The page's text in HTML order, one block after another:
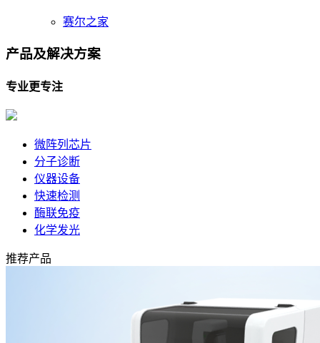
赛尔之家
产品及解决方案
专业更专注
微阵列芯片
分子诊断
仪器设备
快速检测
酶联免疫
化学发光
推荐产品